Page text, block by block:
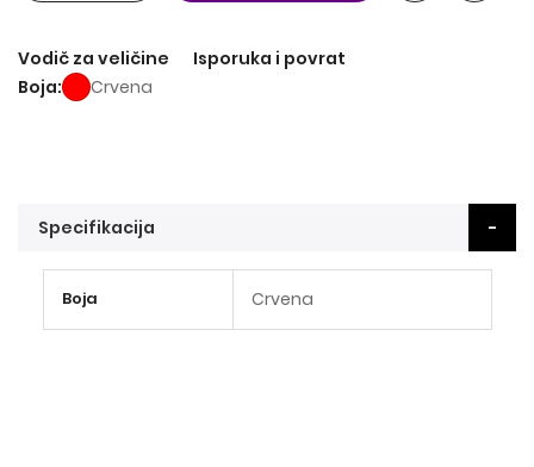
Vodič za veličine
Isporuka i povrat
Boja
Crvena
Specifikacija
informacija
Boja Crvena